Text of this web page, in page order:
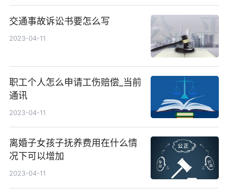
交通事故诉讼书要怎么写
2023-04-11
职工个人怎么申请工伤赔偿_当前
通讯
2023-04-11
离婚子女孩子抚养费用在什么情
况下可以增加
2023-04-11